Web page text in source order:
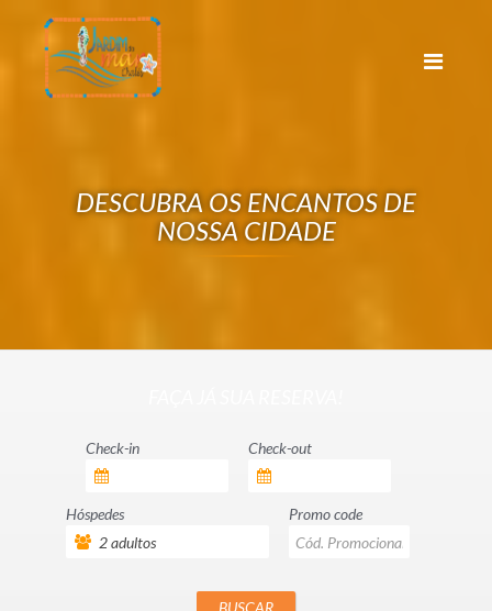
DESCUBRA OS ENCANTOS DE
NOSSA CIDADE
Check-in Check-out
Hóspedes Promo code